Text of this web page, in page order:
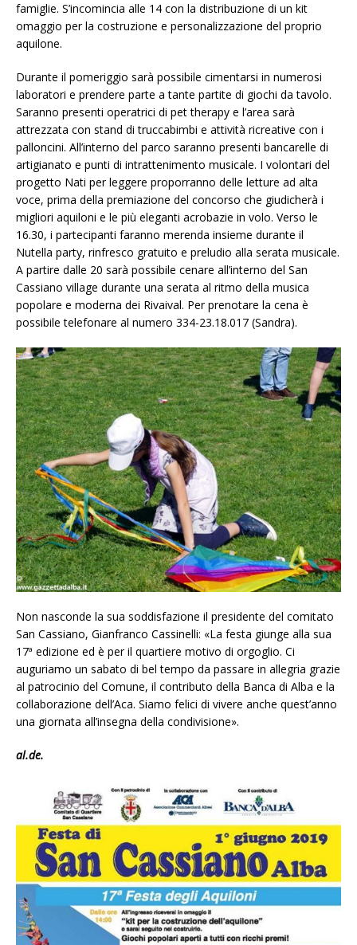
famiglie. S’incomincia alle 14 con la distribuzione di un kit
omaggio per la costruzione e personalizzazione del proprio
aquilone.
Durante il pomeriggio sarà possibile cimentarsi in numerosi
laboratori e prendere parte a tante partite di giochi da tavolo.
Saranno presenti operatrici di pet therapy e l’area sarà
attrezzata con stand di truccabimbi e attività ricreative con i
palloncini. All’interno del parco saranno presenti bancarelle di
artigianato e punti di intrattenimento musicale. I volontari del
progetto Nati per leggere proporranno delle letture ad alta
voce, prima della premiazione del concorso che giudicherà i
migliori aquiloni e le più eleganti acrobazie in volo. Verso le
16.30, i partecipanti faranno merenda insieme durante il
Nutella party, rinfresco gratuito e preludio alla serata musicale.
A partire dalle 20 sarà possibile cenare all’interno del San
Cassiano village durante una serata al ritmo della musica
popolare e moderna dei Rivaival. Per prenotare la cena è
possibile telefonare al numero 334-23.18.017 (Sandra).
Non nasconde la sua soddisfazione il presidente del comitato
San Cassiano, Gianfranco Cassinelli: «La festa giunge alla sua
17ª edizione ed è per il quartiere motivo di orgoglio. Ci
auguriamo un sabato di bel tempo da passare in allegria grazie
al patrocinio del Comune, il contributo della Banca di Alba e la
collaborazione dell’Aca. Siamo felici di vivere anche quest’anno
una giornata all’insegna della condivisione».
al.de.